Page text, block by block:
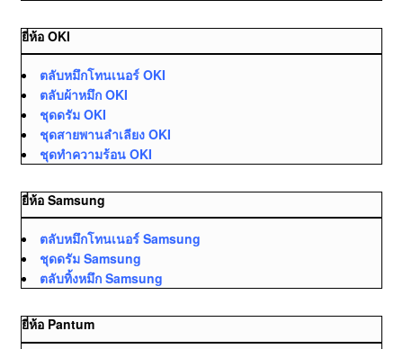
ยี่ห้อ OKI
ตลับหมึกโทนเนอร์ OKI
ตลับผ้าหมึก OKI
ชุดดรัม OKI
ชุดสายพานลำเลียง OKI
ชุดทำความร้อน OKI
ยี่ห้อ Samsung
ตลับหมึกโทนเนอร์ Samsung
ชุดดรัม Samsung
ตลับทิ้งหมึก Samsung
ยี่ห้อ Pantum